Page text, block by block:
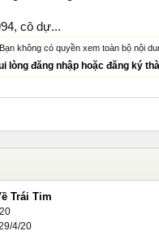
cô dự...
Bạn không có quyền xem toàn bộ nội
lòng đăng nhập hoặc đăng ký
Trái Tim
4/20